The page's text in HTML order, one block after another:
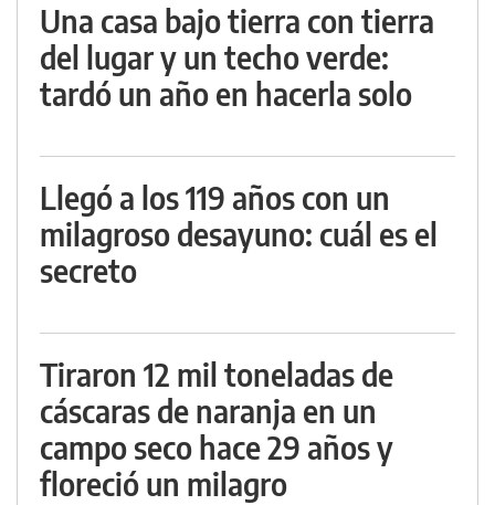
Una casa bajo tierra con tierra
del lugar y un techo verde:
tardó un año en hacerla solo
Llegó a los 119 años con un
milagroso desayuno: cuál es el
secreto
Tiraron 12 mil toneladas de
cáscaras de naranja en un
campo seco hace 29 años y
floreció un milagro